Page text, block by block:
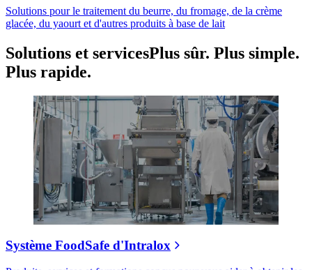
Solutions pour le traitement du beurre, du fromage, de la crème
glacée, du yaourt et d'autres produits à base de lait
Solutions et servicesPlus sûr. Plus simple.
Plus rapide.
Système FoodSafe d'Intralox